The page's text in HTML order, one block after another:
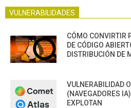
VULNERABILIDADES
CÓMO CONVIRTIR
DE CÓDIGO
DISTRIBUCIÓN DE
VULNERABILIDAD
(NAVEGADORES
EXPLOTAN